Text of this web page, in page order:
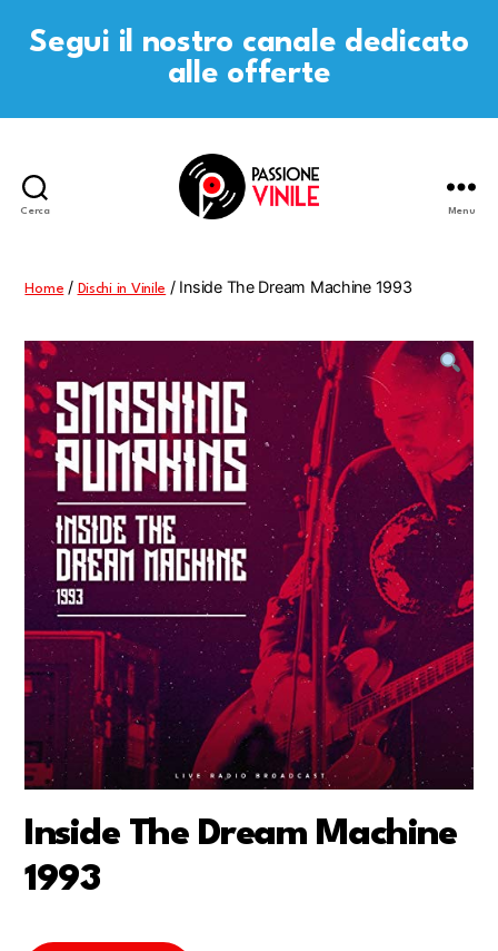
Segui il nostro canale dedicato
alle offerte
Cerca Menu
Home / Dischi in Vinile / Inside The Dream Machine 1993
Inside The Dream Machine
1993